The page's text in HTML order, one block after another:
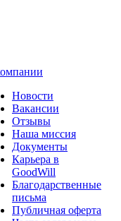
Новости
Вакансии
Отзывы
Наша миссия
Документы
Карьера в
GoodWill
Благодарственные
письма
Публичная оферта